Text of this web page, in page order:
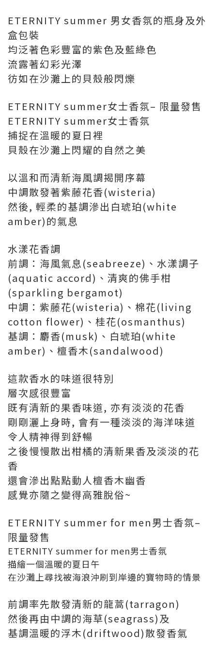
ETERNITY summer 男女香氛的瓶身及外
盒包裝
均泛著色彩豐富的紫色及藍綠色
流露著幻彩光澤
彷如在沙灘上的貝殼般閃爍
ETERNITY summer女士香氛– 限量發售
ETERNITY summer女士香氛
捕捉在溫暖的夏日裡
貝殼在沙灘上閃耀的自然之美
以溫和而清新海風調揭開序幕
中調散發著紫藤花香(wisteria)
然後, 輕柔的基調滲出白琥珀(white
amber)的氣息
水漾花香調
前調：海風氣息(seabreeze)、水漾調子
(aquatic accord)、清爽的佛手柑
(sparkling bergamot)
中調：紫藤花(wisteria)、棉花(living
cotton flower)、桂花(osmanthus)
基調：麝香(musk)、白琥珀(white
amber)、檀香木(sandalwood)
這款香水的味道很特別
層次感很豐富
既有清新的果香味道, 亦有淡淡的花香
剛剛灑上身時, 會有一種淡淡的海洋味道
令人精神得到舒暢
之後慢慢散出柑橘的清新果香及淡淡的花
香
還會滲出點點動人檀香木幽香
感覺亦隨之變得高雅脫俗~
ETERNITY summer for men男士香氛–
限量發售
ETERNITY summer for men男士香氛
描繪一個溫暖的夏日午
在沙灘上尋找被海浪沖刷到岸邊的寶物時的情景
前調率先散發清新的龍蒿(tarragon)
然後再由中調的海草(seagrass)及
基調溫暖的浮木(driftwood)散發香氣